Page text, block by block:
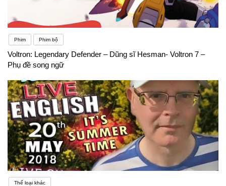
Phim Phim bộ
Voltron: Legendary Defender – Dũng sĩ Hesman- Voltron 7 –
Phụ đề song ngữ
Thể loại khác